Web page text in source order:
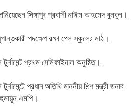
সিঙ্গাপুর প্রবাসী নাঈম আহমেদ বুলবুল।
পদক্ষেপ রক্ষা পেল স্কুলের মাঠ।
প্রথম সেমিফাইনাল অনুষ্ঠিত।
প্রধান অতিথি মাননীয় শিল্প মন্ত্রী জনাব
এমপি।